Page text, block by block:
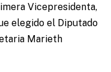
Vicepresidenta,
elegido el Diputado
Marieth